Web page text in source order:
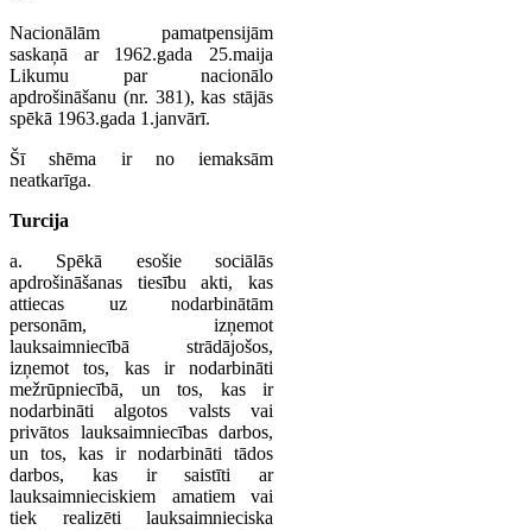
Nacionālām pamatpensijām
saskaņā ar 1962.gada 25.maija
Likumu par nacionālo
apdrošināšanu (nr. 381), kas stājās
spēkā 1963.gada 1.janvārī.
Šī shēma ir no iemaksām
neatkarīga.
Turcija
a. Spēkā esošie sociālās
apdrošināšanas tiesību akti, kas
attiecas uz nodarbinātām
personām, izņemot
lauksaimniecībā strādājošos,
izņemot tos, kas ir nodarbināti
mežrūpniecībā, un tos, kas ir
nodarbināti algotos valsts vai
privātos lauksaimniecības darbos,
un tos, kas ir nodarbināti tādos
darbos, kas ir saistīti ar
lauksaimnieciskiem amatiem vai
tiek realizēti lauksaimnieciska